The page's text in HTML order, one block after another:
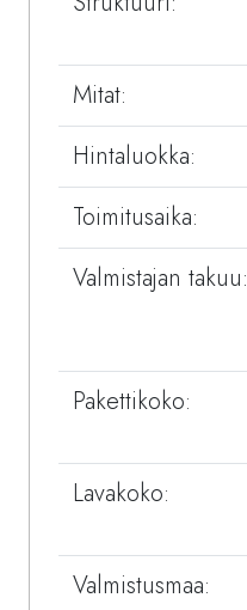
Mitat:
Hintaluokka:
Toimitusaika:
Valmistajan takuu:
Pakettikoko:
Lavakoko:
Valmistusmaa: